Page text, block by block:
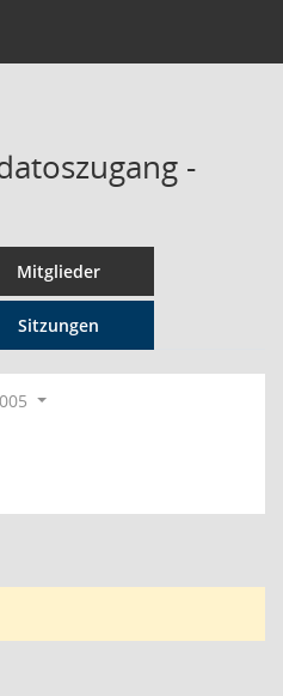
-
Mitglieder
Sitzungen